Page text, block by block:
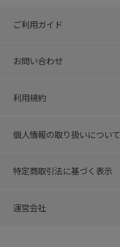
ご利用ガイド
お問い合わせ
利用規約
個人情報の取り扱いについて
特定商取引法に基づく表示
運営会社